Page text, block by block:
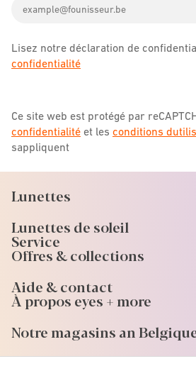
address
Lisez notre déclaration de
confidentialité
Ce site web est protégé par
confidentialité et les conditions
sappliquent
Lunettes
Lunettes de soleil
Service
Offres & collections
Aide & contact
À propos eyes + more
Notre magasins an